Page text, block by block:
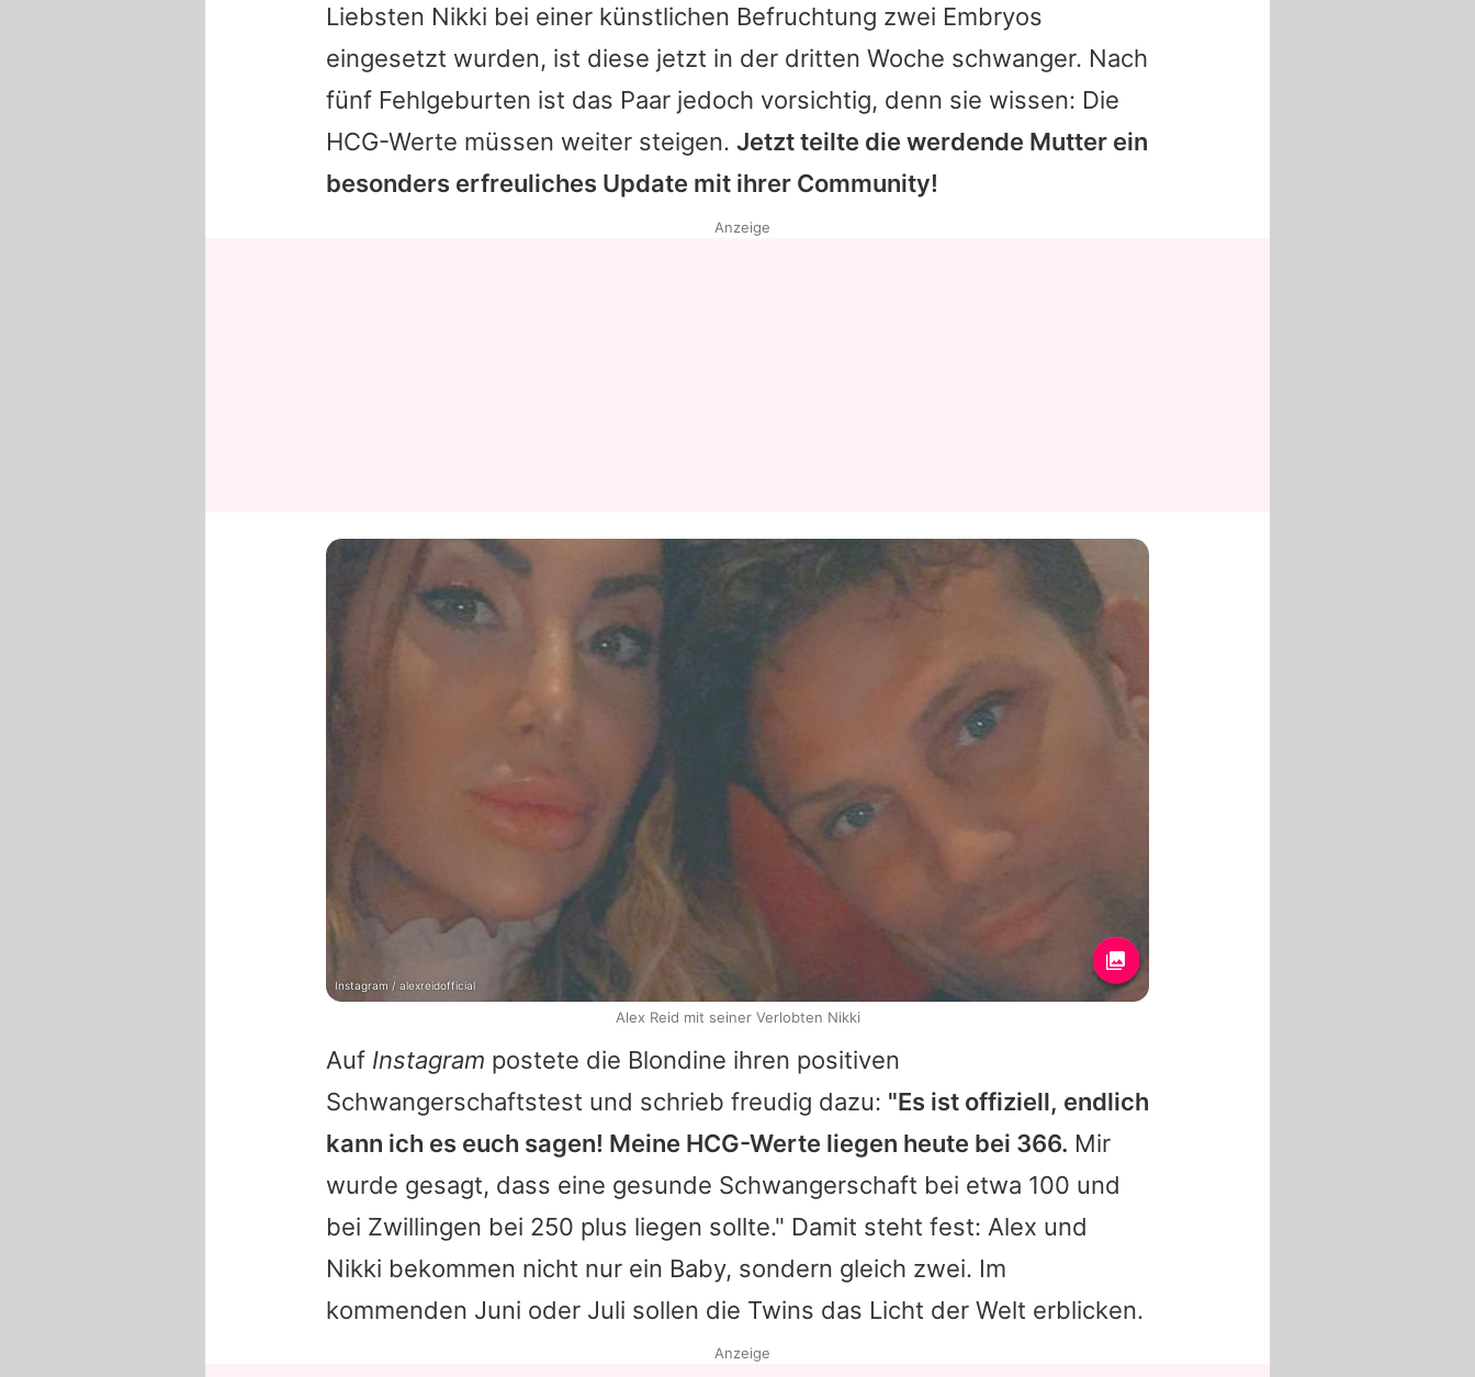
Liebsten Nikki bei einer künstlichen Befruchtung zwei Embryos
eingesetzt wurden, ist diese jetzt in der dritten Woche schwanger. Nach
fünf Fehlgeburten ist das Paar jedoch vorsichtig, denn sie wissen: Die
HCG-Werte müssen weiter steigen. Jetzt teilte die werdende Mutter ein
besonders erfreuliches Update mit ihrer Community!
Auf Instagram postete die Blondine ihren positiven
Schwangerschaftstest und schrieb freudig dazu: "Es ist offiziell, endlich
kann ich es euch sagen! Meine HCG-Werte liegen heute bei 366. Mir
wurde gesagt, dass eine gesunde Schwangerschaft bei etwa 100 und
bei Zwillingen bei 250 plus liegen sollte." Damit steht fest: Alex und
Nikki bekommen nicht nur ein Baby, sondern gleich zwei. Im
kommenden Juni oder Juli sollen die Twins das Licht der Welt erblicken.
Anzeige
Instagram / alexreidofficial
Alex Reid mit seiner Verlobten Nikki
Anzeige